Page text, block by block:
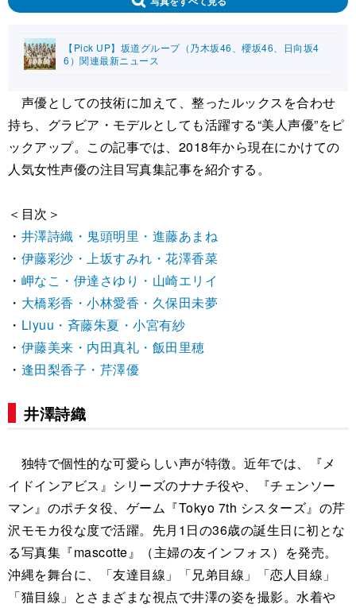
【Pick UP】坂道グループ（乃木坂46、櫻坂46、日向坂4
6）関連最新ニュース
声優としての技術に加えて、整ったルックスを合わせ
持ち、グラビア・モデルとしても活躍する“美人声優”をピ
ックアップ。この記事では、2018年から現在にかけての
人気女性声優の注目写真集記事を紹介する。
＜目次＞
・ 井澤詩織・鬼頭明里・進藤あまね
・ 伊藤彩沙・上坂すみれ・花澤香菜
・ 岬なこ・伊達さゆり・山崎エリイ
・ 大橋彩香・小林愛香・久保田未夢
・ Liyuu・斉藤朱夏・小宮有紗
・ 伊藤美来・内田真礼・飯田里穂
・ 逢田梨香子・芹澤優
井澤詩織
独特で個性的な可愛らしい声が特徴。近年では、『メ
イドインアビス』シリーズのナナチ役や、『チェンソー
マン』のポチタ役、ゲーム『Tokyo 7th シスターズ』の芹
沢モモカ役な度で活躍。先月1日の36歳の誕生日に初とな
る写真集『mascotte』（主婦の友インフォス）を発売。
沖縄を舞台に、「友達目線」「兄弟目線」「恋人目線」
「猫目線」とさまざまな視点で井澤の姿を撮影。水着や